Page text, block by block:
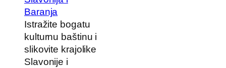
Baranja
Istražite bogatu
kulturnu baštinu i
slikovite krajolike
Slavonije i